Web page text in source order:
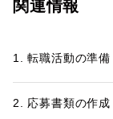
内容や必要なスキ
て、業界の特徴や
します。
関連情報
1. 転職活動の準備
2. 応募書類の作成